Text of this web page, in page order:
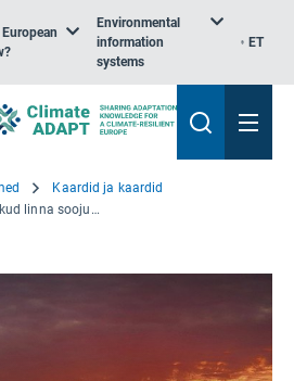
Environmental
information
systems
ET
Kaardid ja kaardid
Rahvastiku karakteristikud linna soojussaare efektiga kokkupuutuvates piirkondades